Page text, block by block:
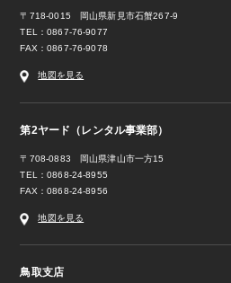
〒718-0015 岡山県新見市石蟹267-9
TEL：0867-76-9077
FAX：0867-76-9078
地図を見る
第2ヤード（レンタル事業部）
〒708-0883 岡山県津山市一方15
TEL：0868-24-8955
FAX：0868-24-8956
地図を見る
鳥取支店